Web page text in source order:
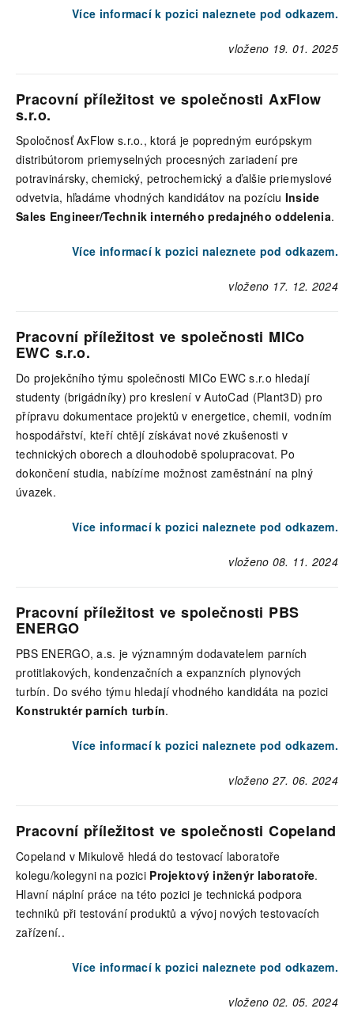
Více informací k pozici naleznete pod odkazem.
vloženo 19. 01. 2025
Pracovní příležitost ve společnosti AxFlow
s.r.o.
Spoločnosť AxFlow s.r.o., ktorá je popredným európskym
distribútorom priemyselných procesných zariadení pre
potravinársky, chemický, petrochemický a ďalšie priemyslové
odvetvia, hľadáme vhodných kandidátov na pozíciu Inside
Sales Engineer/Technik interného predajného oddelenia.
Více informací k pozici naleznete pod odkazem.
vloženo 17. 12. 2024
Pracovní příležitost ve společnosti MICo
EWC s.r.o.
Do projekčního týmu společnosti MICo EWC s.r.o hledají
studenty (brigádníky) pro kreslení v AutoCad (Plant3D) pro
přípravu dokumentace projektů v energetice, chemii, vodním
hospodářství, kteří chtějí získávat nové zkušenosti v
technických oborech a dlouhodobě spolupracovat. Po
dokončení studia, nabízíme možnost zaměstnání na plný
úvazek.
Více informací k pozici naleznete pod odkazem.
vloženo 08. 11. 2024
Pracovní příležitost ve společnosti PBS
ENERGO
PBS ENERGO, a.s. je významným dodavatelem parních
protitlakových, kondenzačních a expanzních plynových
turbín. Do svého týmu hledají vhodného kandidáta na pozici
Konstruktér parních turbín.
Více informací k pozici naleznete pod odkazem.
vloženo 27. 06. 2024
Pracovní příležitost ve společnosti Copeland
Copeland v Mikulově hledá do testovací laboratoře
kolegu/kolegyni na pozici Projektový inženýr laboratoře.
Hlavní náplní práce na této pozici je technická podpora
techniků při testování produktů a vývoj nových testovacích
zařízení..
Více informací k pozici naleznete pod odkazem.
vloženo 02. 05. 2024